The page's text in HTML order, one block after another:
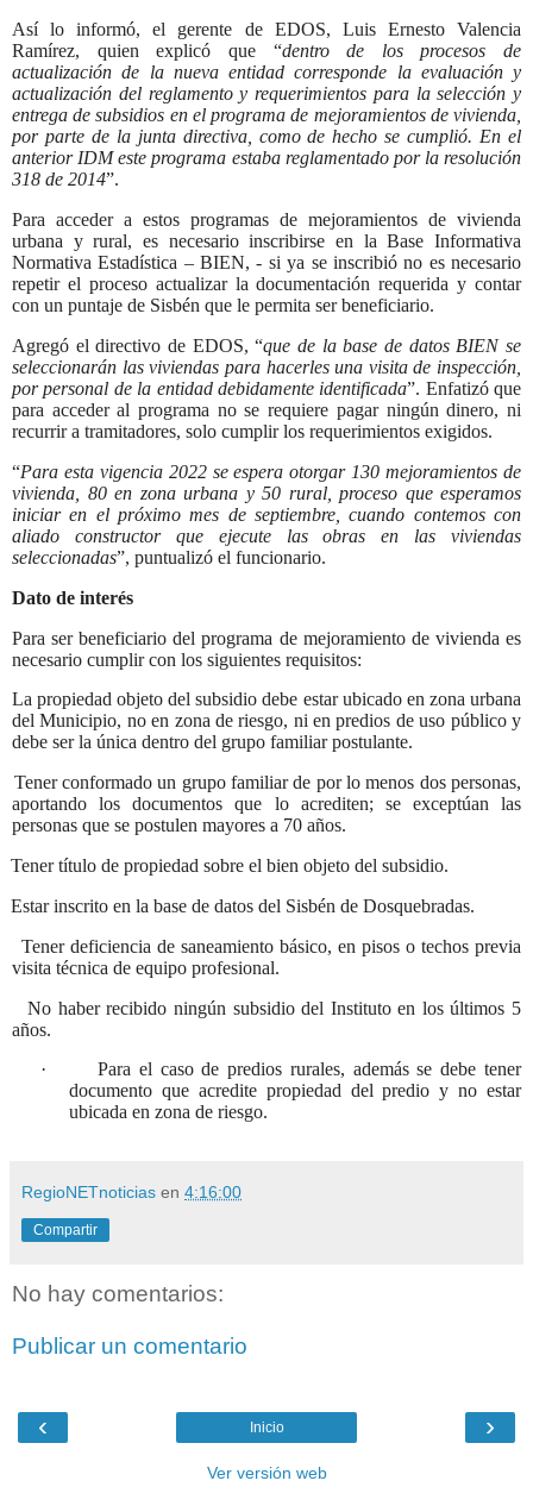
Así lo informó, el gerente de EDOS, Luis Ernesto Valencia
Ramírez, quien explicó que “dentro de los procesos de
actualización de la nueva entidad corresponde la evaluación y
actualización del reglamento y requerimientos para la selección y
entrega de subsidios en el programa de mejoramientos de vivienda,
por parte de la junta directiva, como de hecho se cumplió. En el
anterior IDM este programa estaba reglamentado por la resolución
318 de 2014”.
Para acceder a estos programas de mejoramientos de vivienda
urbana y rural, es necesario inscribirse en la Base Informativa
Normativa Estadística – BIEN, - si ya se inscribió no es necesario
repetir el proceso actualizar la documentación requerida y contar
con un puntaje de Sisbén que le permita ser beneficiario.
Agregó el directivo de EDOS, “que de la base de datos BIEN se
seleccionarán las viviendas para hacerles una visita de inspección,
por personal de la entidad debidamente identificada”. Enfatizó que
para acceder al programa no se requiere pagar ningún dinero, ni
recurrir a tramitadores, solo cumplir los requerimientos exigidos.
“Para esta vigencia 2022 se espera otorgar 130 mejoramientos de
vivienda, 80 en zona urbana y 50 rural, proceso que esperamos
iniciar en el próximo mes de septiembre, cuando contemos con
aliado constructor que ejecute las obras en las viviendas
seleccionadas”, puntualizó el funcionario.
Dato de interés
Para ser beneficiario del programa de mejoramiento de vivienda es
necesario cumplir con los siguientes requisitos:
La propiedad objeto del subsidio debe estar ubicado en zona urbana
del Municipio, no en zona de riesgo, ni en predios de uso público y
debe ser la única dentro del grupo familiar postulante.
Tener conformado un grupo familiar de por lo menos dos personas,
aportando los documentos que lo acrediten; se exceptúan las
personas que se postulen mayores a 70 años.
Tener título de propiedad sobre el bien objeto del subsidio.
Estar inscrito en la base de datos del Sisbén de Dosquebradas.
Tener deficiencia de saneamiento básico, en pisos o techos previa
visita técnica de equipo profesional.
No haber recibido ningún subsidio del Instituto en los últimos 5
años.
·
Para el caso de predios rurales, además se debe tener
documento que acredite propiedad del predio y no estar
ubicada en zona de riesgo.
RegioNETnoticias en 4:16:00
Compartir
No hay comentarios:
Publicar un comentario
‹ ›
Inicio
Ver versión web